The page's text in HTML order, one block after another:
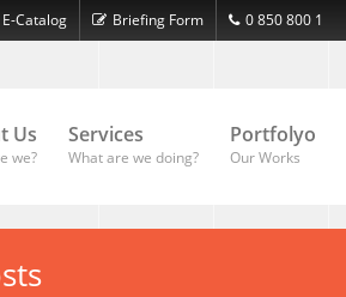
E-Catalog Briefing Form 0 850 800 1
Us
we?
Services
What are we doing?
Portfolyo
Our Works